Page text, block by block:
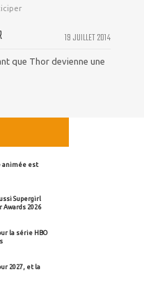
19 JUILLET 2014
que Thor devienne une
animée est
Supergirl
Awards 2026
la série HBO
2027, et la